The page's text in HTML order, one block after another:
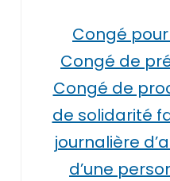
Congé
Congé de
Congé de
de solidarité
journalière
d’une